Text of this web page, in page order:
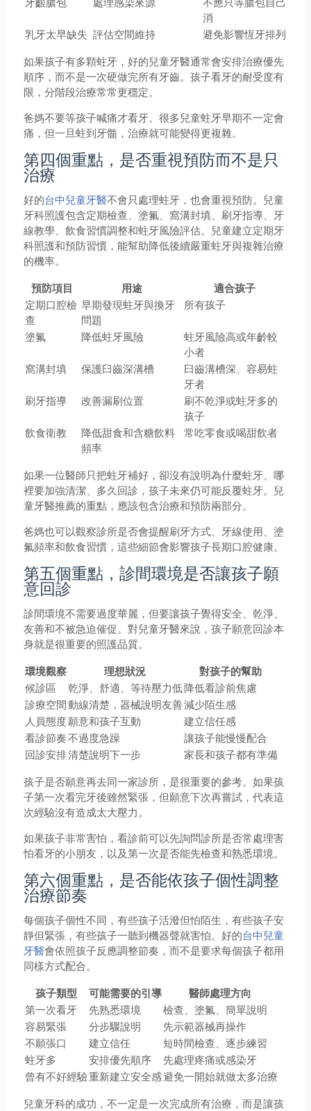
消
乳牙太早缺失 評估空間維持
避免影響恆牙排列
如果孩子有多顆蛀牙，好的兒童牙醫通常會安排治療優先
順序，而不是一次硬做完所有牙齒。孩子看牙的耐受度有
限，分階段治療常常更穩定。
爸媽不要等孩子喊痛才看牙。很多兒童蛀牙早期不一定會
痛，但一旦蛀到牙髓，治療就可能變得更複雜。
第四個重點，是否重視預防而不是只
治療
好的台中兒童牙醫不會只處理蛀牙，也會重視預防。兒童
牙科照護包含定期檢查、塗氟、窩溝封填、刷牙指導、牙
線教學、飲食習慣調整和蛀牙風險評估。兒童建立定期牙
科照護和預防習慣，能幫助降低後續嚴重蛀牙與複雜治療
的機率。
預防項目
用途
適合孩子
定期口腔檢
查
早期發現蛀牙與換牙
問題
所有孩子
塗氟 降低蛀牙風險
蛀牙風險高或年齡較
小者
窩溝封填
保護臼齒深溝槽
臼齒溝槽深、容易蛀
牙者
刷牙指導
改善漏刷位置
刷不乾淨或蛀牙多的
孩子
飲食衛教
降低甜食和含糖飲料
頻率
常吃零食或喝甜飲者
如果一位醫師只把蛀牙補好，卻沒有說明為什麼蛀牙、哪
裡要加強清潔、多久回診，孩子未來仍可能反覆蛀牙。兒
童牙醫推薦的重點，應該包含治療和預防兩部分。
爸媽也可以觀察診所是否會提醒刷牙方式、牙線使用、塗
氟頻率和飲食習慣，這些細節會影響孩子長期口腔健康。
第五個重點，診間環境是否讓孩子願
意回診
診間環境不需要過度華麗，但要讓孩子覺得安全、乾淨、
友善和不被急迫催促。對兒童牙醫來說，孩子願意回診本
身就是很重要的照護品質。
環境觀察
理想狀況
對孩子的幫助
候診區
乾淨、舒適、等待壓力低降低看診前焦慮
診療空間動線清楚，器械說明友善減少陌生感
人員態度願意和孩子互動
建立信任感
看診節奏不過度急躁
讓孩子能慢慢配合
回診安排清楚說明下一步
家長和孩子都有準備
孩子是否願意再去同一家診所，是很重要的參考。如果孩
子第一次看完牙後雖然緊張，但願意下次再嘗試，代表這
次經驗沒有造成太大壓力。
如果孩子非常害怕，看診前可以先詢問診所是否常處理害
怕看牙的小朋友，以及第一次是否能先檢查和熟悉環境。
第六個重點，是否能依孩子個性調整
治療節奏
每個孩子個性不同，有些孩子活潑但怕陌生，有些孩子安
靜但緊張，有些孩子一聽到機器聲就害怕。好的台中兒童
牙醫會依照孩子反應調整節奏，而不是要求每個孩子都用
同樣方式配合。
孩子類型
可能需要的引導
醫師處理方向
第一次看牙
先熟悉環境
檢查、塗氟、簡單說明
容易緊張
分步驟說明
先示範器械再操作
不願張口
建立信任
短時間檢查、逐步練習
蛀牙多
安排優先順序
先處理疼痛或感染牙
曾有不好經驗重新建立安全感避免一開始就做太多治療
兒童牙科的成功，不一定是一次完成所有治療，而是讓孩